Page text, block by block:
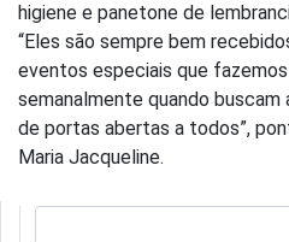
higiene e panetone de
“Eles são sempre bem
eventos especiais que
semanalmente quando
de portas abertas a todos”,
Maria Jacqueline.